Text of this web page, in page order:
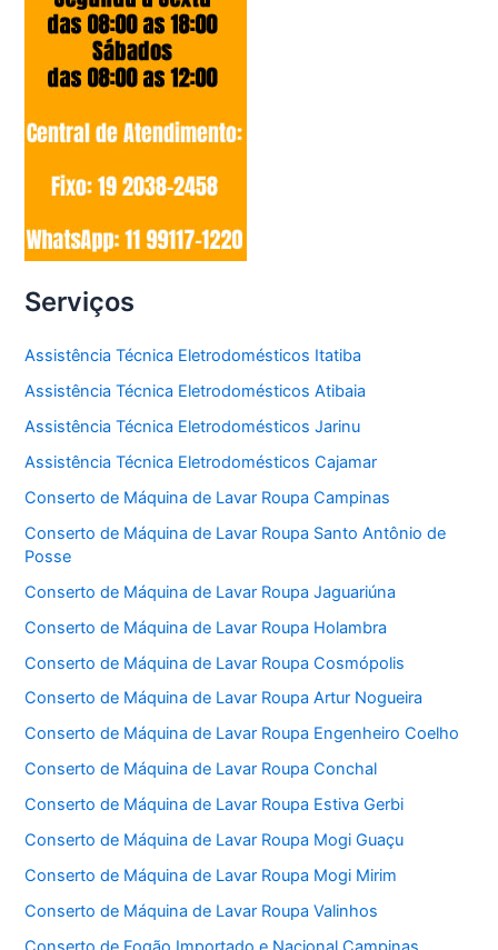
Serviços
Assistência Técnica Eletrodomésticos Itatiba
Assistência Técnica Eletrodomésticos Atibaia
Assistência Técnica Eletrodomésticos Jarinu
Assistência Técnica Eletrodomésticos Cajamar
Conserto de Máquina de Lavar Roupa Campinas
Conserto de Máquina de Lavar Roupa Santo Antônio de
Posse
Conserto de Máquina de Lavar Roupa Jaguariúna
Conserto de Máquina de Lavar Roupa Holambra
Conserto de Máquina de Lavar Roupa Cosmópolis
Conserto de Máquina de Lavar Roupa Artur Nogueira
Conserto de Máquina de Lavar Roupa Engenheiro Coelho
Conserto de Máquina de Lavar Roupa Conchal
Conserto de Máquina de Lavar Roupa Estiva Gerbi
Conserto de Máquina de Lavar Roupa Mogi Guaçu
Conserto de Máquina de Lavar Roupa Mogi Mirim
Conserto de Máquina de Lavar Roupa Valinhos